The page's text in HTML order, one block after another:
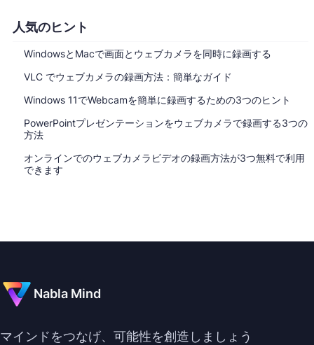
人気のヒント
WindowsとMacで画面とウェブカメラを同時に録画する
VLC でウェブカメラの録画方法：簡単なガイド
Windows 11でWebcamを簡単に録画するための3つのヒント
PowerPointプレゼンテーションをウェブカメラで録画する3つの
方法
オンラインでのウェブカメラビデオの録画方法が3つ無料で利用
できます
Nabla Mind
マインドをつなげ、可能性を創造しましょう